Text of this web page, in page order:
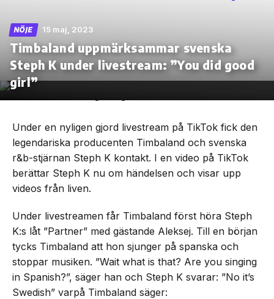
Skip
the
NÖJE 15 maj, 2023
Timbaland uppmärksammar svenska
Steph K under livestream: ”You did good
girl”
Under en nyligen gjord livestream på TikTok fick den
legendariska producenten Timbaland och svenska
r&b-stjärnan Steph K kontakt. I en video på TikTok
berättar Steph K nu om händelsen och visar upp
videos från liven.
Under livestreamen får Timbaland först höra Steph
K:s låt ”Partner” med gästande Aleksej. Till en början
tycks Timbaland att hon sjunger på spanska och
stoppar musiken. ”Wait what is that? Are you singing
in Spanish?”, säger han och Steph K svarar: ”No it’s
Swedish” varpå Timbaland säger: